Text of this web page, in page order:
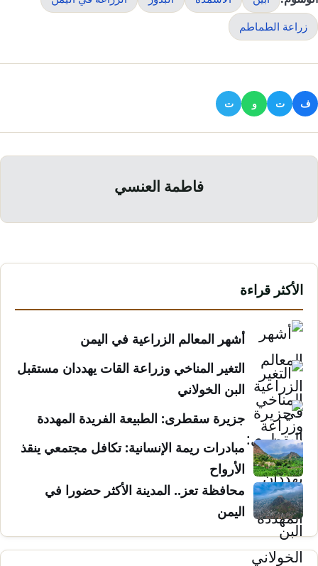
زراعة الطماطم
ف ت و ت
فاطمة العنسي
الأكثر قراءة
أشهر المعالم الزراعية في اليمن
التغير المناخي وزراعة القات يهددان مستقبل
البن الخولاني
جزيرة سقطرى: الطبيعة الفريدة المهددة
مبادرات ريمة الإنسانية: تكافل مجتمعي ينقذ
الأرواح
محافظة تعز.. المدينة الأكثر حضورا في
اليمن